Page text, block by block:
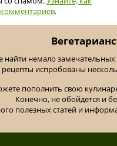
.
найти немало
рецепты испробованы
пополнить свою
Конечно, не обойдется и
полезных статей и